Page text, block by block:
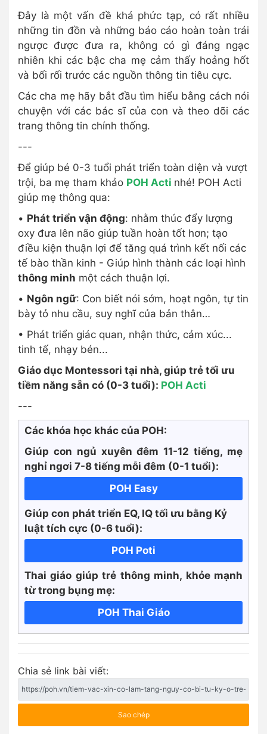
Đây là một vấn đề khá phức tạp, có rất nhiều
những tin đồn và những báo cáo hoàn toàn trái
ngược được đưa ra, không có gì đáng ngạc
nhiên khi các bậc cha mẹ cảm thấy hoảng hốt
và bối rối trước các nguồn thông tin tiêu cực.
Các cha mẹ hãy bắt đầu tìm hiểu bằng cách nói
chuyện với các bác sĩ của con và theo dõi các
trang thông tin chính thống.
---
Để giúp bé 0-3 tuổi phát triển toàn diện và vượt
trội, ba mẹ tham khảo POH Acti nhé! POH Acti
giúp mẹ thông qua:
• Phát triển vận động: nhằm thúc đẩy lượng
oxy đưa lên não giúp tuần hoàn tốt hơn; tạo
điều kiện thuận lợi để tăng quá trình kết nối các
tế bào thần kinh - Giúp hình thành các loại hình
thông minh một cách thuận lợi.
• Ngôn ngữ: Con biết nói sớm, hoạt ngôn, tự tin
bày tỏ nhu cầu, suy nghĩ của bản thân…
• Phát triển giác quan, nhận thức, cảm xúc...
tinh tế, nhạy bén...
Giáo dục Montessori tại nhà, giúp trẻ tối ưu
tiềm năng sẵn có (0-3 tuổi): POH Acti
---
Các khóa học khác của POH:
Giúp con ngủ xuyên đêm 11-12 tiếng, mẹ
nghỉ ngơi 7-8 tiếng mỗi đêm (0-1 tuổi):
POH Easy
Giúp con phát triển EQ, IQ tối ưu bằng Kỷ
luật tích cực (0-6 tuổi):
POH Poti
Thai giáo giúp trẻ thông minh, khỏe mạnh
từ trong bụng mẹ:
POH Thai Giáo
Chia sẻ link bài viết:
Sao chép